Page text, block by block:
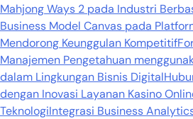
Mahjong Ways 2 pada Industri
Business Model Canvas pada
Mendorong Keunggulan Kompetitif
Manajemen Pengetahuan
dalam Lingkungan Bisnis Digital
dengan Inovasi Layanan Kasino
TeknologiIntegrasi Business